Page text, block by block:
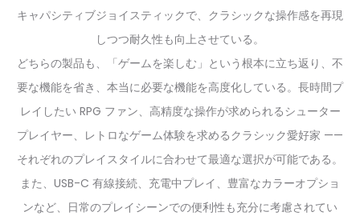
キャパシティブジョイスティックで、クラシックな操作感を再現
しつつ耐久性も向上させている。
どちらの製品も、「ゲームを楽しむ」という根本に立ち返り、不
要な機能を省き、本当に必要な機能を高度化している。長時間プ
レイしたい RPG ファン、高精度な操作が求められるシューター
プレイヤー、レトロなゲーム体験を求めるクラシック愛好家 ——
それぞれのプレイスタイルに合わせて最適な選択が可能である。
また、USB-C 有線接続、充電中プレイ、豊富なカラーオプショ
ンなど、日常のプレイシーンでの便利性も充分に考慮されてい